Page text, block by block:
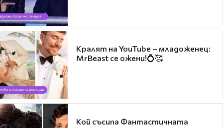
Кралят на YouTube – младоженец:
MrBeast се ожени!💍🥰
Кой съсипа Фантастичната